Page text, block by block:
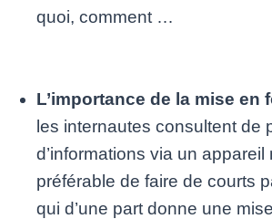
quoi, comment …
L’importance de la mise en
les internautes consultent de
d’informations via un appareil
préférable de faire de courts
qui d’une part donne une